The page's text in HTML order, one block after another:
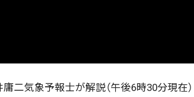
二気象予報士が解説（午後6時30分現在）